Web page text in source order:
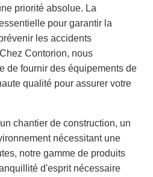
priorité absolue. La
pour garantir la
les accidents
Contorion, nous
de fournir des équipements de
qualité pour assurer votre
chantier de construction, un
nécessitant une
notre gamme de produits
d'esprit nécessaire